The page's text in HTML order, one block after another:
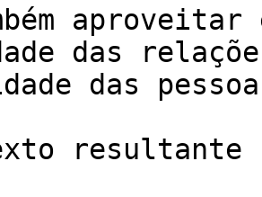
aproveitar
das
das
resultante